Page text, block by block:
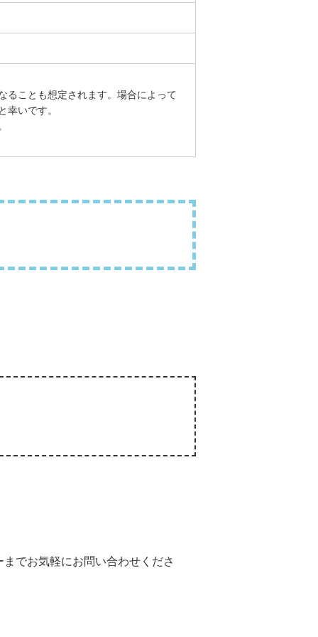
ることも想定されます。場合によって
幸いです。
でお気軽にお問い合わせくださ